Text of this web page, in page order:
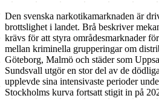
Den svenska narkotikamarknaden är
brottslighet i landet. Brå beskriver
krävs för att styra områdesmarknader
mellan kriminella grupperingar om
Göteborg, Malmö och städer som
Sundsvall utgör en stor del av de
upplevde sina intensivaste perioder
Stockholms kurva fortsatt stigit in på